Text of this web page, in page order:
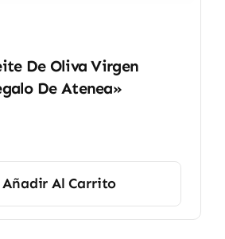
De Oliva Virgen
De Atenea»
Añadir Al Carrito